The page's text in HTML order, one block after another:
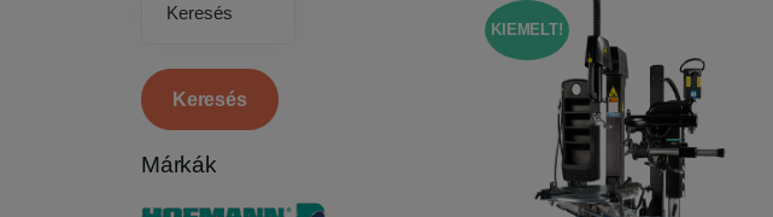
Keresés
Márkák
KIEMELT!